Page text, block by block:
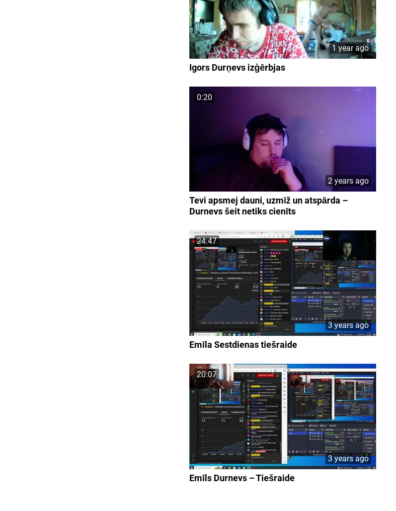
1 year ago
Igors Durņevs izģērbjas
0:20
2 years ago
Tevi apsmej dauni, uzmīž un atspārda –
Durnevs šeit netiks cienīts
24:47
3 years ago
Emīla Sestdienas tiešraide
20:07
3 years ago
Emīls Durnevs – Tiešraide